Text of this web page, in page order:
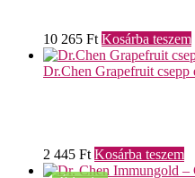
10 265 Ft Kosárba teszem
Dr.Chen Grapefruit csepp
2 445 Ft Kosárba teszem